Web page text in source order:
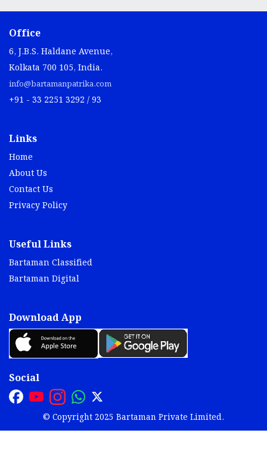
Office
6, J.B.S. Haldane Avenue,
Kolkata 700 105, India.
info@bartamanpatrika.com
+91 - 33 2251 3292 / 93
Links
Home
About Us
Contact Us
Privacy Policy
Useful Links
Bartaman Classified
Bartaman Digital
Download App
Social
© Copyright 2025 Bartaman Private Limited.